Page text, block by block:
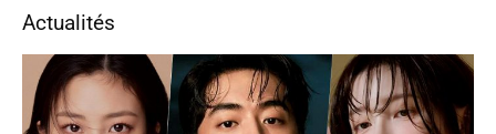
Actualités